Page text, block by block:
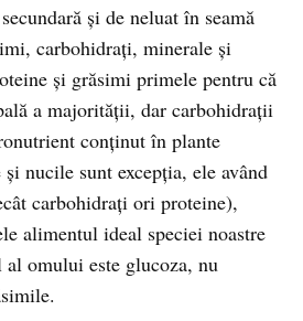
și de neluat în seamă
carbohidrați, minerale și
și grăsimi primele pentru că
a majorității, dar carbohidrații
conținut în plante
nucile sunt excepția, ele având
carbohidrați ori proteine),
alimentul ideal speciei noastre
omului este glucoza, nu